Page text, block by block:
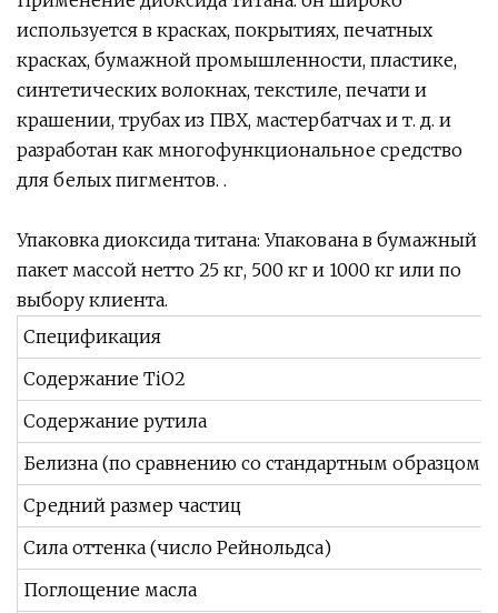
используется в красках, покрытиях, печатных
красках, бумажной промышленности, пластике,
синтетических волокнах, текстиле, печати и
крашении, трубах из ПВХ, мастербатчах и т. д. и
разработан как многофункциональное средство
для белых пигментов. .
Упаковка диоксида титана: Упакована в бумажный
пакет массой нетто 25 кг, 500 кг и 1000 кг или по
выбору клиента.
Спецификация
Содержание TiO2
Содержание рутила
Белизна (по сравнению со стандартным образцом)
Средний размер частиц
Сила оттенка (число Рейнольдса)
Поглощение масла